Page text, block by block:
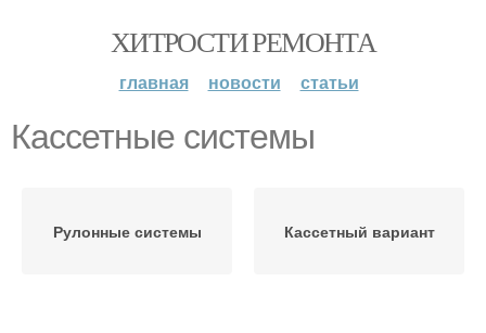
ХИТРОСТИ РЕМОНТА
главная новости статьи
Кассетные системы
Рулонные системы Кассетный вариант